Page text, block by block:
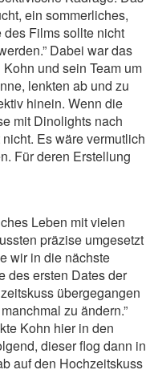
ein sommerliches,
Films sollte nicht
Dabei war das
und sein Team um
lenkten ab und zu
hinein. Wenn die
mit Dinolights nach
Es wäre vermutlich
Für deren Erstellung
Leben mit vielen
präzise umgesetzt
wir in die nächste
des ersten Dates der
übergegangen
zu ändern.”
Kohn hier in den
dieser flog dann in
auf den Hochzeitskuss